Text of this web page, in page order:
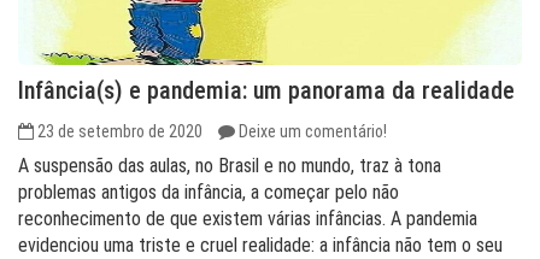
Infância(s) e pandemia: um panorama da realidade
23 de setembro de 2020 Deixe um comentário!
A suspensão das aulas, no Brasil e no mundo, traz à tona
problemas antigos da infância, a começar pelo não
reconhecimento de que existem várias infâncias. A pandemia
evidenciou uma triste e cruel realidade: a infância não tem o seu